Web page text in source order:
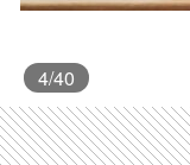
4/40